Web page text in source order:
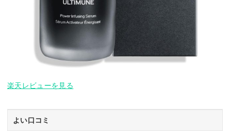
楽天レビューを見る
よい口コミ